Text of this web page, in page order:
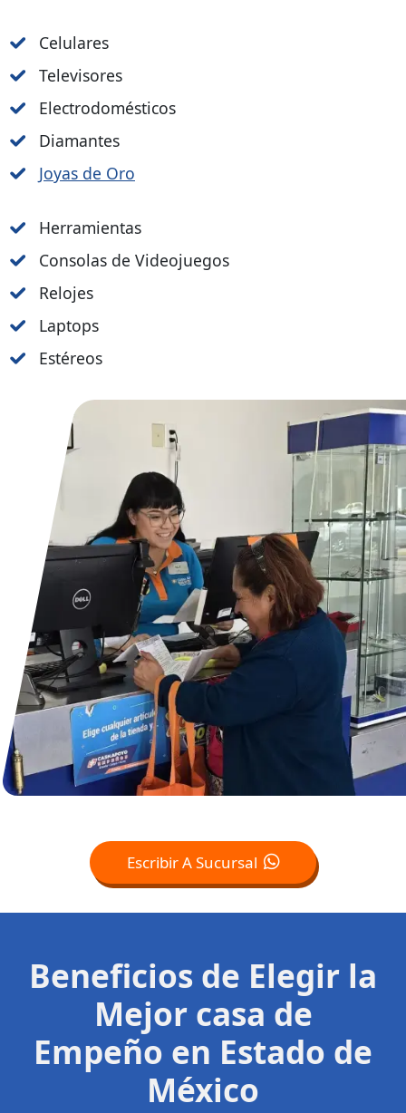
Celulares
Televisores
Electrodomésticos
Diamantes
Joyas de Oro
Herramientas
Consolas de Videojuegos
Relojes
Laptops
Estéreos
Escribir A Sucursal
Beneficios de Elegir la
Mejor casa de
Empeño en Estado de
México